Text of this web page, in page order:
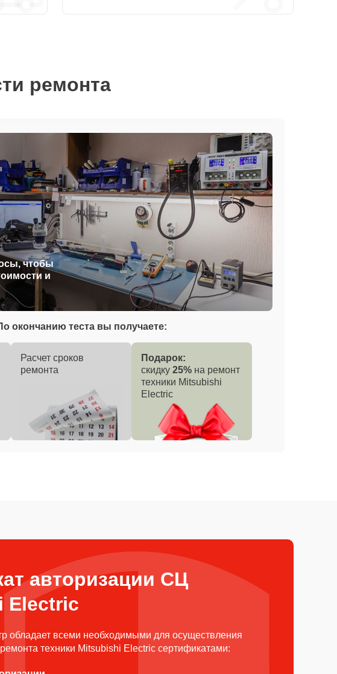
ремонта
чтобы
и
окончанию теста вы получаете:
Расчет сроков
ремонта
Подарок:
скидку 25% на ремонт
техники Mitsubishi
Electric
авторизации СЦ
Electric
обладает всеми необходимыми для осуществления
техники Mitsubishi Electric сертификатами: